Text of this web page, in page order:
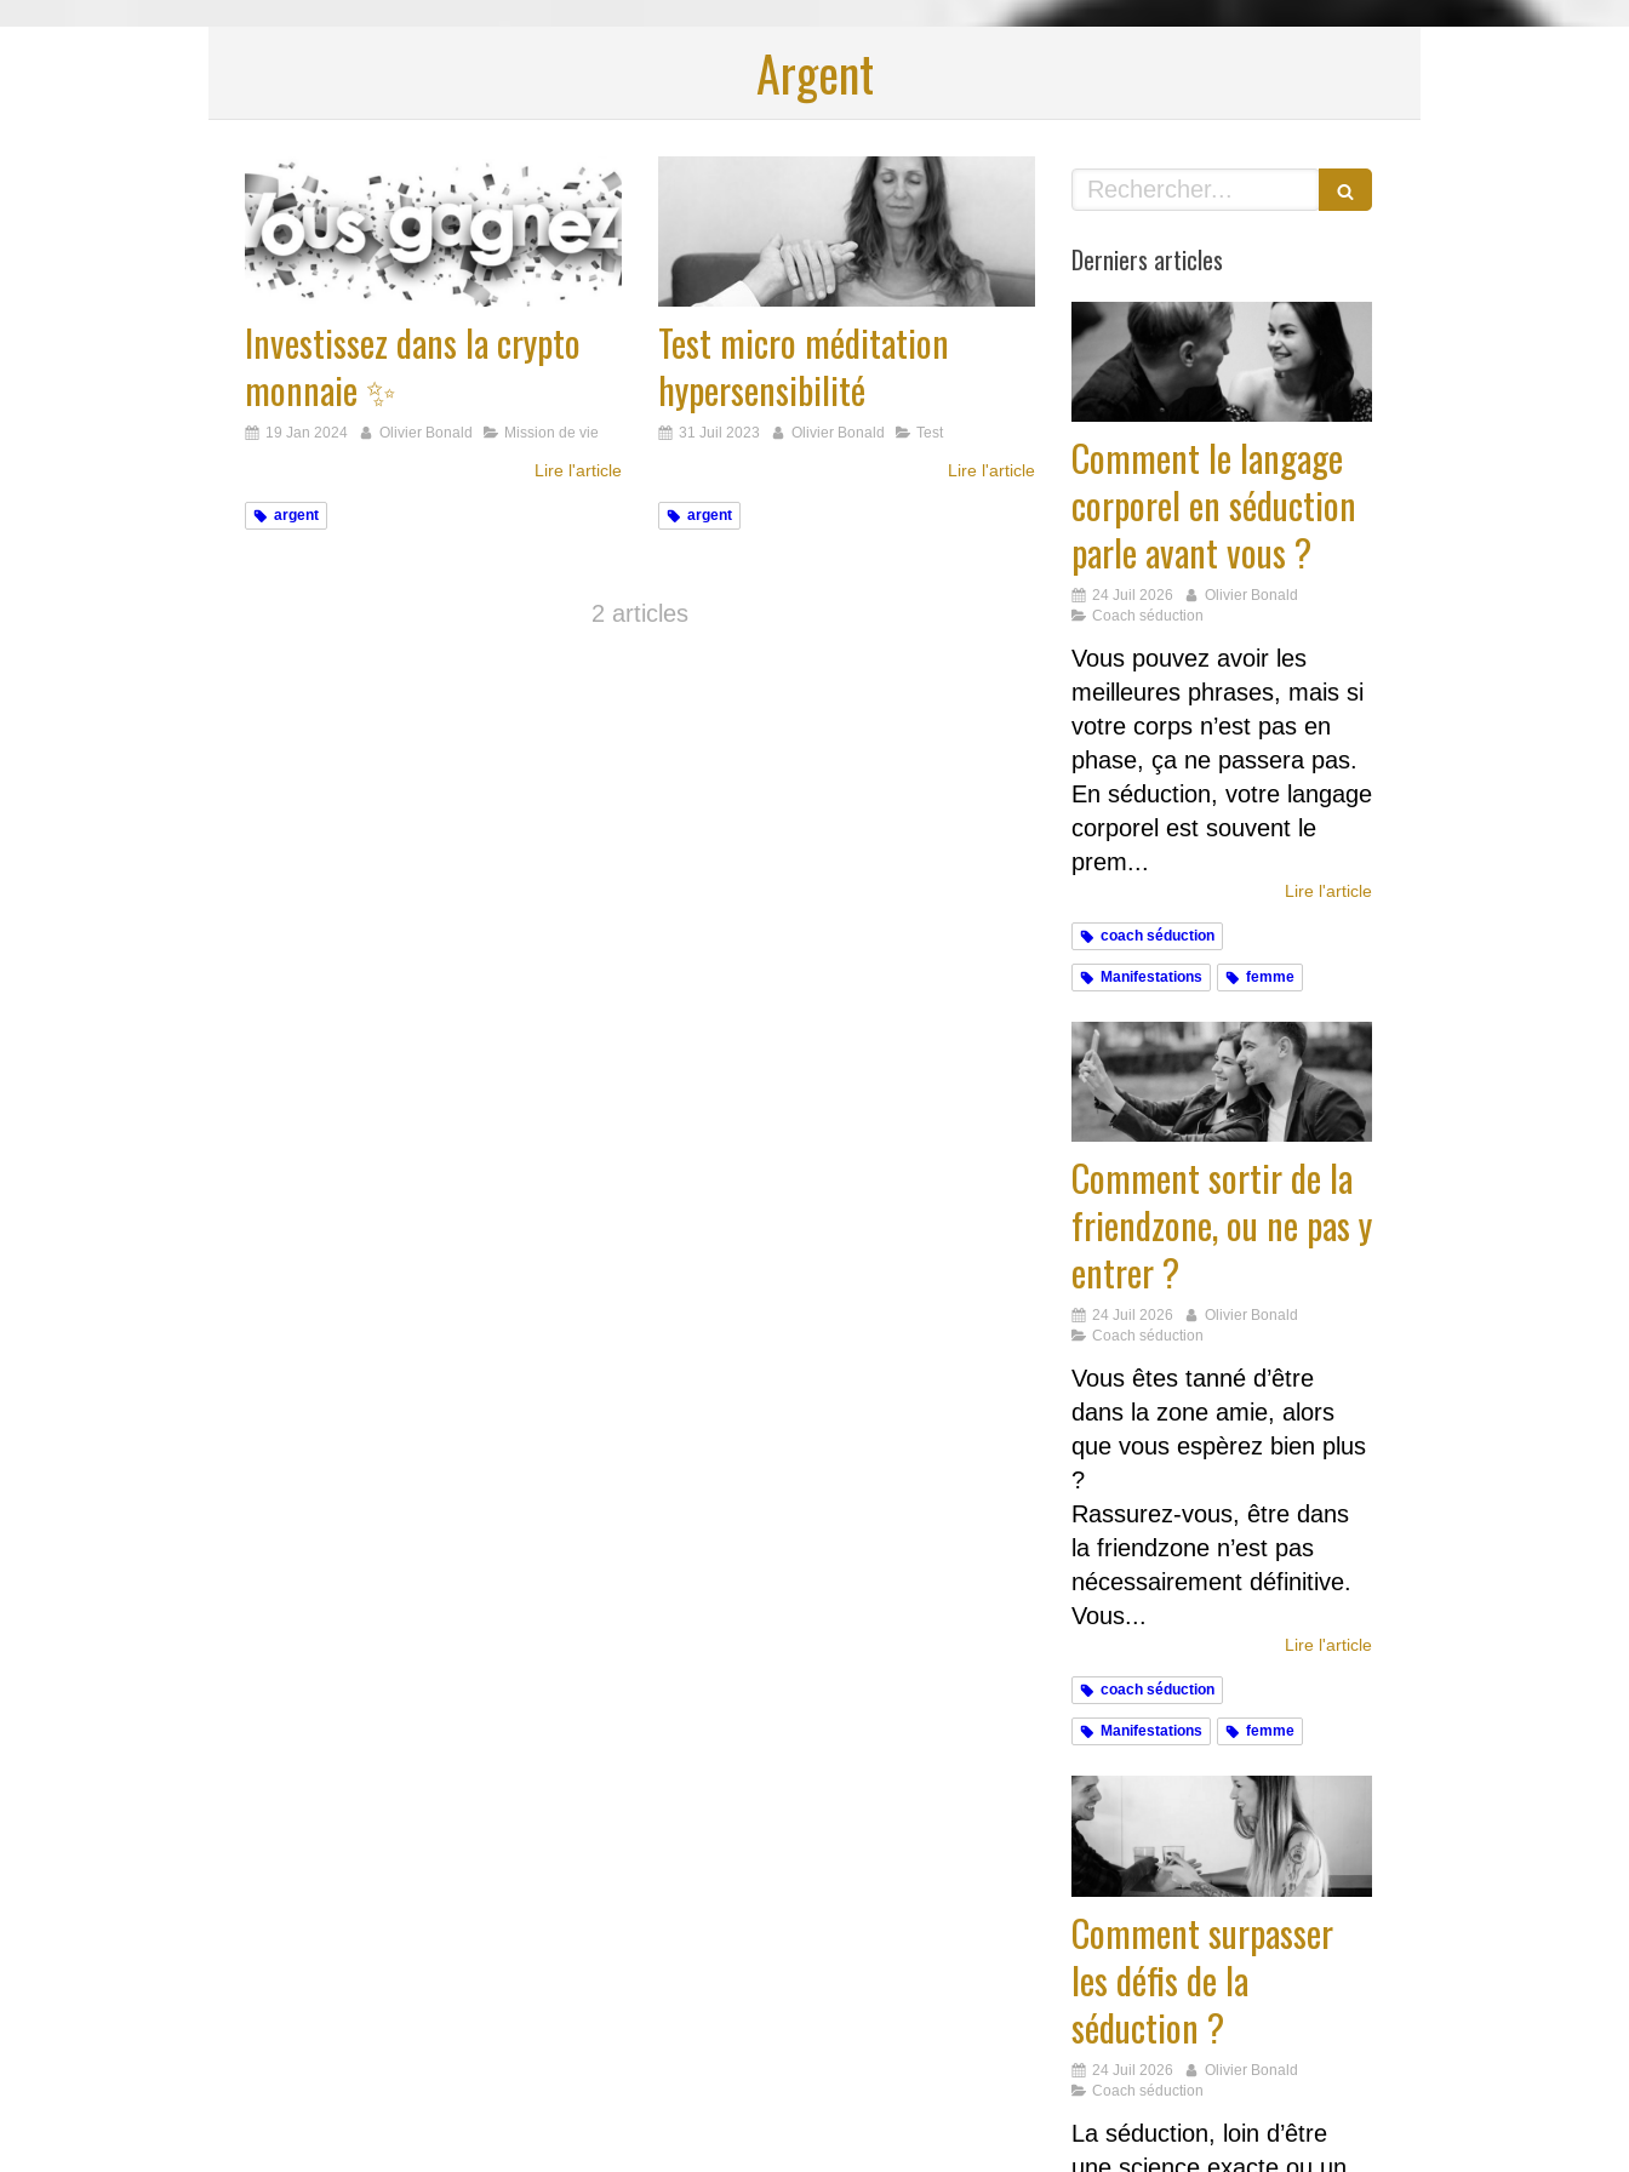
Argent
Investissez dans la crypto
monnaie ✨
19 Jan 2024 Olivier Bonald Mission de vie
Lire l'article
argent
Test micro méditation
hypersensibilité
31 Juil 2023 Olivier Bonald Test
Lire l'article
argent
2 articles
Rechercher
Derniers articles
Comment le langage
corporel en séduction
parle avant vous ?
24 Juil 2026
Olivier Bonald
Coach séduction
Vous pouvez avoir les
meilleures phrases, mais si
votre corps n’est pas en
phase, ça ne passera pas.
En séduction, votre langage
corporel est souvent le
prem...
Lire l'article
coach séduction
Manifestations femme
Comment sortir de la
friendzone, ou ne pas y
entrer ?
24 Juil 2026
Olivier Bonald
Coach séduction
Vous êtes tanné d’être
dans la zone amie, alors
que vous espèrez bien plus
?
Rassurez-vous, être dans
la friendzone n’est pas
nécessairement définitive.
Vous...
Lire l'article
coach séduction
Manifestations femme
Comment surpasser
les défis de la
séduction ?
24 Juil 2026
Olivier Bonald
Coach séduction
La séduction, loin d’être
une science exacte ou un